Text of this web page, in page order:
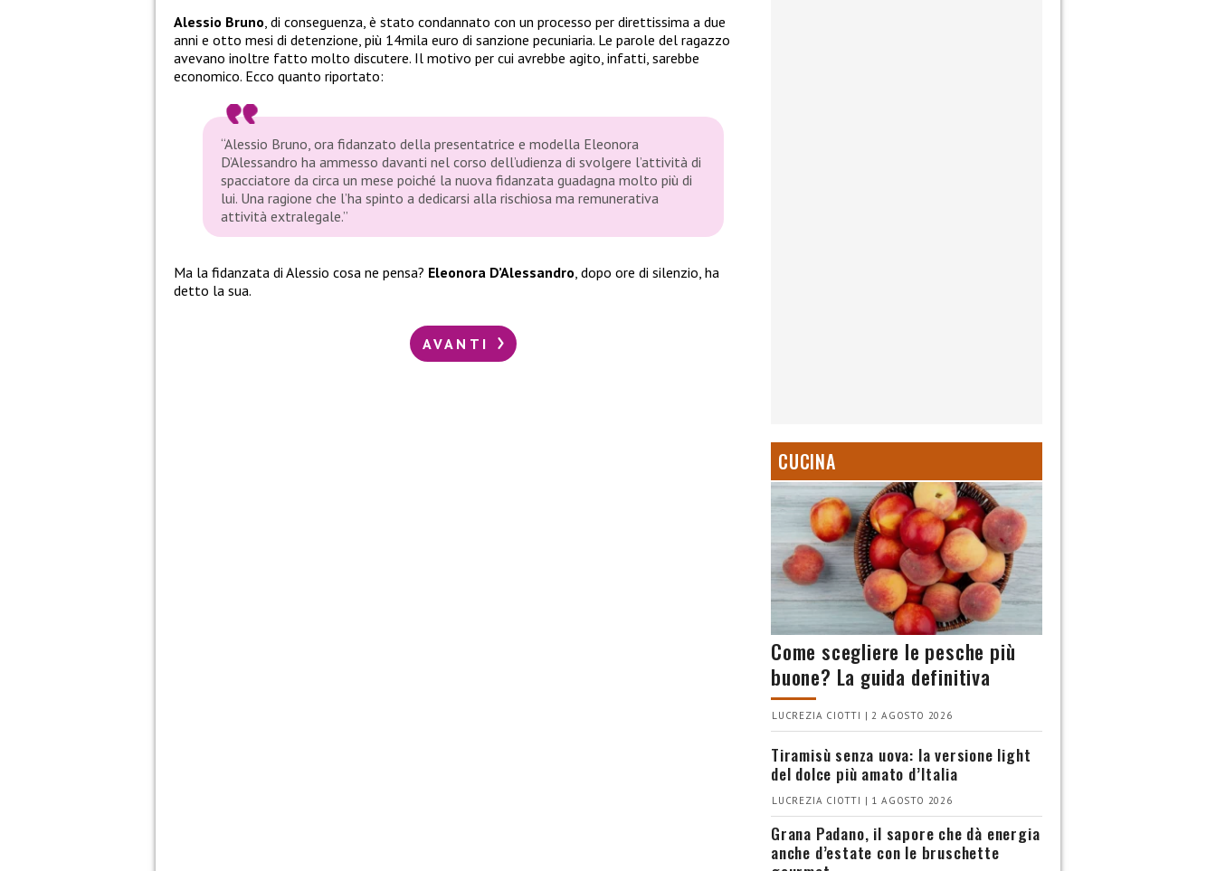
Alessio Bruno, di conseguenza, è stato condannato con un processo per direttissima a due
anni e otto mesi di detenzione, più 14mila euro di sanzione pecuniaria. Le parole del ragazzo
avevano inoltre fatto molto discutere. Il motivo per cui avrebbe agito, infatti, sarebbe
economico. Ecco quanto riportato:
“Alessio Bruno, ora fidanzato della presentatrice e modella Eleonora
D’Alessandro ha ammesso davanti nel corso dell’udienza di svolgere l’attività di
spacciatore da circa un mese poiché la nuova fidanzata guadagna molto più di
lui. Una ragione che l’ha spinto a dedicarsi alla rischiosa ma remunerativa
attività extralegale.”
Ma la fidanzata di Alessio cosa ne pensa? Eleonora D’Alessandro, dopo ore di silenzio, ha
detto la sua.
AVANTI
CUCINA
Come scegliere le pesche più
buone? La guida definitiva
LUCREZIA CIOTTI | 2 AGOSTO 2026
Tiramisù senza uova: la versione light
del dolce più amato d’Italia
LUCREZIA CIOTTI | 1 AGOSTO 2026
Grana Padano, il sapore che dà energia
anche d’estate con le bruschette